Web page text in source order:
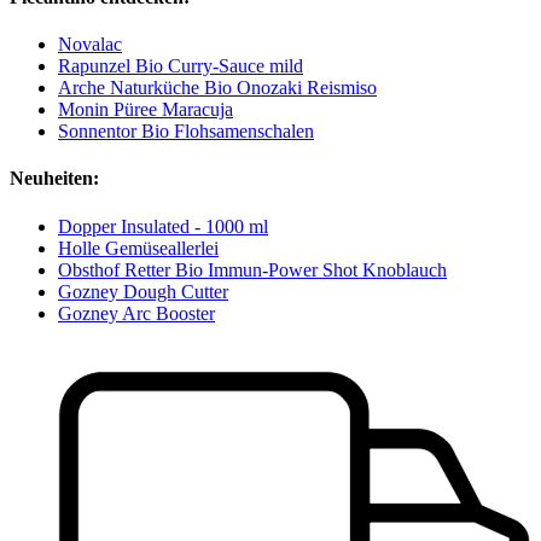
Novalac
Rapunzel Bio Curry-Sauce mild
Arche Naturküche Bio Onozaki Reismiso
Monin Püree Maracuja
Sonnentor Bio Flohsamenschalen
Neuheiten:
Dopper Insulated - 1000 ml
Holle Gemüseallerlei
Obsthof Retter Bio Immun-Power Shot Knoblauch
Gozney Dough Cutter
Gozney Arc Booster